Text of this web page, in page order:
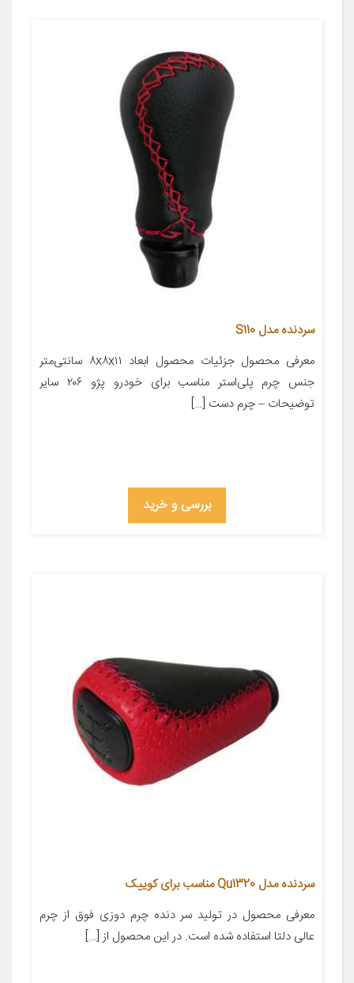
سردنده مدل S110
معرفی محصول جزئیات محصول ابعاد ۸x۸x۱۱ سانتی‌متر
جنس چرم پلی‌استر مناسب برای خودرو پژو ۲۰۶ سایر
توضیحات – چرم دست […]
بررسی و خرید
سردنده مدل Qu1320 مناسب برای کوییک
معرفی محصول در تولید سر دنده چرم دوزی فوق از چرم
عالی دلتا استفاده شده است. در این محصول از […]